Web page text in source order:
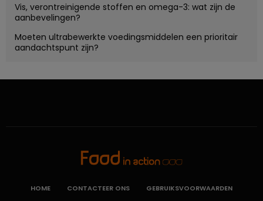
Vis, verontreinigende stoffen en omega-3: wat zijn de
aanbevelingen?
Moeten ultrabewerkte voedingsmiddelen een prioritair
aandachtspunt zijn?
HOME CONTACTEER ONS
GEBRUIKSVOORWAARDEN